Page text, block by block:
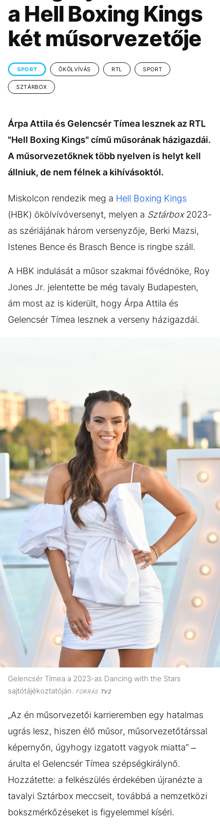
KÖZÉLET UTAZÁS
ÉLETMÓD DESIGN
BESZÉLGETÉSEK ARCOK
VIDEÓ TÖRTÉNETEK
GASZTRO
a Hell Boxing Kings
két műsorvezetője
SPORT ÖKÖLVÍVÁS RTL SPORT
SZTÁRBOX
Árpa Attila és Gelencsér Tímea lesznek az RTL
"Hell Boxing Kings" című műsorának házigazdái.
A műsorvezetőknek több nyelven is helyt kell
állniuk, de nem félnek a kihívásoktól.
Miskolcon rendezik meg a Hell Boxing Kings
(HBK) ökölvívóversenyt, melyen a Sztárbox2023-
as szériájának három versenyzője, Berki Mazsi,
Istenes Bence és Brasch Bence is ringbe száll.
A HBK indulását a műsor szakmai fővédnöke, Roy
Jones Jr. jelentette be még tavaly Budapesten,
ám most az is kiderült, hogy Árpa Attila és
Gelencsér Tímea lesznek a verseny házigazdái.
Gelencsér Tímea a 2023-as Dancing with the Stars
sajtótájékoztatóján. FORRÁSTV2
„Az én műsorvezetői karrieremben egy hatalmas
ugrás lesz, hiszen élő műsor, műsorvezetőtárssal
képernyőn, úgyhogy izgatott vagyok miatta“ –
árulta el Gelencsér Tímea szépségkirálynő.
Hozzátette: a felkészülés érdekében újranézte a
tavalyi Sztárbox meccseit, továbbá a nemzetközi
bokszmérkőzéseket is figyelemmel kíséri.